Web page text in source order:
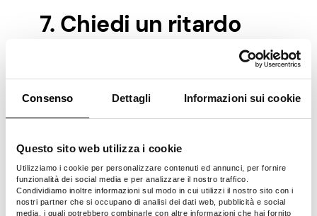
Consenso Dettagli Informazioni sui cookie
Questo sito web utilizza i cookie
Utilizziamo i cookie per personalizzare contenuti ed annunci, per fornire
funzionalità dei social media e per analizzare il nostro traffico.
Condividiamo inoltre informazioni sul modo in cui utilizzi il nostro sito con i
nostri partner che si occupano di analisi dei dati web, pubblicità e social
media, i quali potrebbero combinarle con altre informazioni che hai fornito
7. Chiedi un ritardo
Se ti senti sopraffatto dal processo e hai
un ritardo. Puoi anche chiedere al tribunale
di ritardare il procedimento di divorzio fino
spese richieste.
Durante questo periodo, puoi guadagnare
denaro extra e usarlo per pagare le spese
legali. Che si tratti di accettare un lavoro